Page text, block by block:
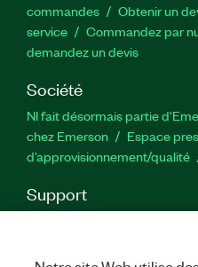
commandes
Obtenir un
service
Commandez par
demandez un devis
Société
NI fait désormais partie
chez Emerson
Espace
d’approvisionnement/qualité
Support
service
Commentaires sur